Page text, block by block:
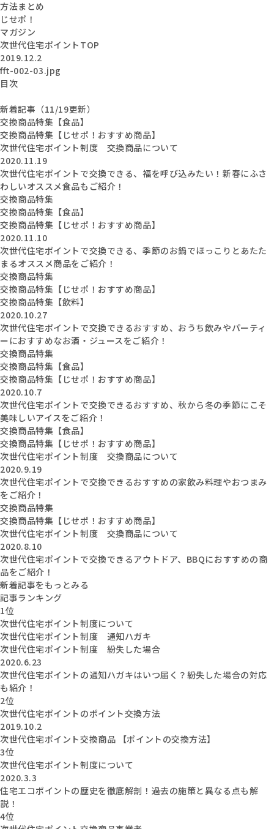
方法まとめ
じせポ！
マガジン
次世代住宅ポイントTOP
2019.12.2
fft-002-03.jpg
目次
新着記事（11/19更新）
交換商品特集【食品】
交換商品特集【じせポ！おすすめ商品】
次世代住宅ポイント制度 交換商品について
2020.11.19
次世代住宅ポイントで交換できる、福を呼び込みたい！新春にふさ
わしいオススメ食品もご紹介！
交換商品特集
交換商品特集【食品】
交換商品特集【じせポ！おすすめ商品】
2020.11.10
次世代住宅ポイントで交換できる、季節のお鍋でほっこりとあたた
まるオススメ商品をご紹介！
交換商品特集
交換商品特集【じせポ！おすすめ商品】
交換商品特集【飲料】
2020.10.27
次世代住宅ポイントで交換できるおすすめ、おうち飲みやパーティ
ーにおすすめなお酒・ジュースをご紹介！
交換商品特集
交換商品特集【食品】
交換商品特集【じせポ！おすすめ商品】
2020.10.7
次世代住宅ポイントで交換できるおすすめ、秋から冬の季節にこそ
美味しいアイスをご紹介！
交換商品特集【食品】
交換商品特集【じせポ！おすすめ商品】
次世代住宅ポイント制度 交換商品について
2020.9.19
次世代住宅ポイントで交換できるおすすめの家飲み料理やおつまみ
をご紹介！
交換商品特集
交換商品特集【じせポ！おすすめ商品】
次世代住宅ポイント制度 交換商品について
2020.8.10
次世代住宅ポイントで交換できるアウトドア、BBQにおすすめの商
品をご紹介！
新着記事をもっとみる
記事ランキング
1位
次世代住宅ポイント制度について
次世代住宅ポイント制度 通知ハガキ
次世代住宅ポイント制度 紛失した場合
2020.6.23
次世代住宅ポイントの通知ハガキはいつ届く？紛失した場合の対応
も紹介！
2位
次世代住宅ポイントのポイント交換方法
2019.10.2
次世代住宅ポイント交換商品 【ポイントの交換方法】
3位
次世代住宅ポイント制度について
2020.3.3
住宅エコポイントの歴史を徹底解剖！過去の施策と異なる点も解
説！
4位